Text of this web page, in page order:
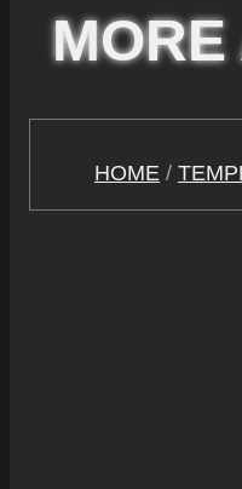
HOME /